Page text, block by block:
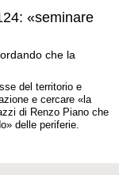
«seminare
che la
del territorio e
e cercare «la
di Renzo Piano che
delle periferie.